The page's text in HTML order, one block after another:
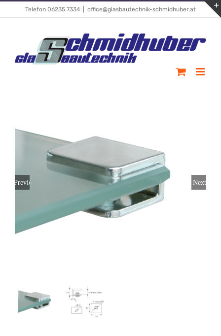
Telefon 06235 7334 office@glasbautechnik-schmidhuber.at
Previous Next